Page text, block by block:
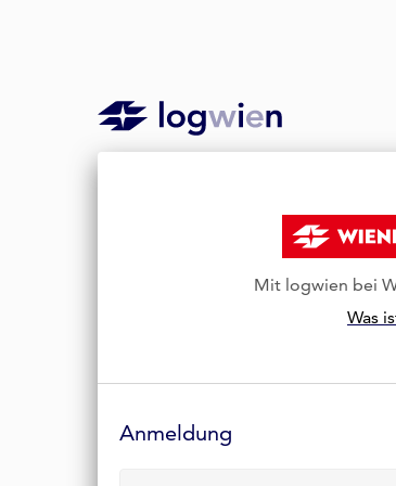
Mit logwien bei
Was
Formular
Anmeldung